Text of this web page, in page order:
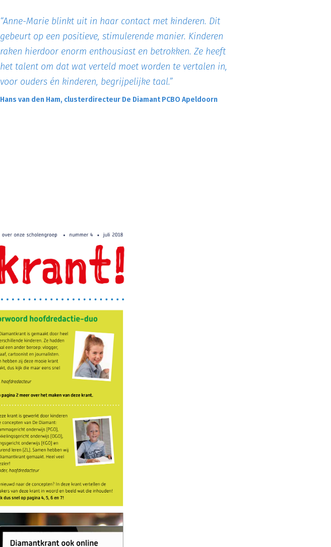
“Anne-Marie blinkt uit in haar contact met kinderen. Dit
gebeurt op een positieve, stimulerende manier. Kinderen
raken hierdoor enorm enthousiast en betrokken. Ze heeft
het talent om dat wat verteld moet worden te vertalen in,
voor ouders én kinderen, begrijpelijke taal.”
Hans van den Ham, clusterdirecteur De Diamant PCBO Apeldoorn